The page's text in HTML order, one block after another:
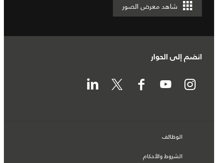
شاهد معرض الصور
انضم إلى الحوار
الوظائف
الشروط والأحكام